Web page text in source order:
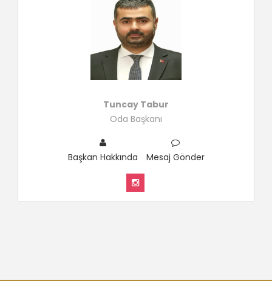
Tuncay Tabur
Oda Başkanı
Başkan Hakkında Mesaj Gönder